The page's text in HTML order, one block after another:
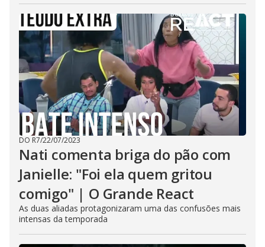
DO R7/22/07/2023
Nati comenta briga do pão com
Janielle: "Foi ela quem gritou
comigo" | O Grande React
As duas aliadas protagonizaram uma das confusões mais
intensas da temporada